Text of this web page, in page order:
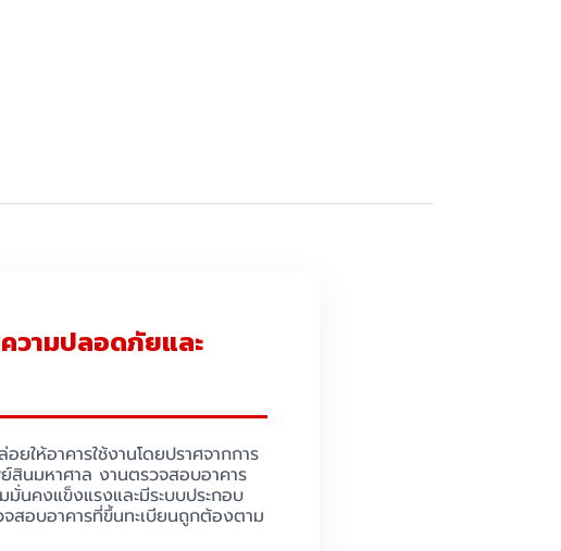
วามปลอดภัยและ
ให้อาคารใช้งานโดยปราศจากการ
นมหาศาล งานตรวจสอบอาคาร
นคงแข็งแรงและมีระบบประกอบ
สอบอาคารที่ขึ้นทะเบียนถูกต้องตาม